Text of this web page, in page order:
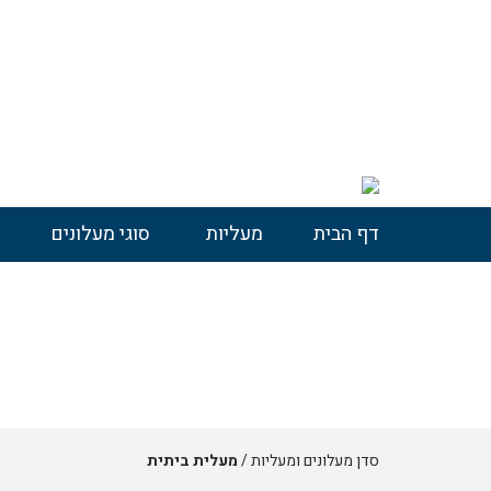
דף הבית מעליות סוגי מעלונים
סדן מעלונים ומעליות/מעלית ביתית